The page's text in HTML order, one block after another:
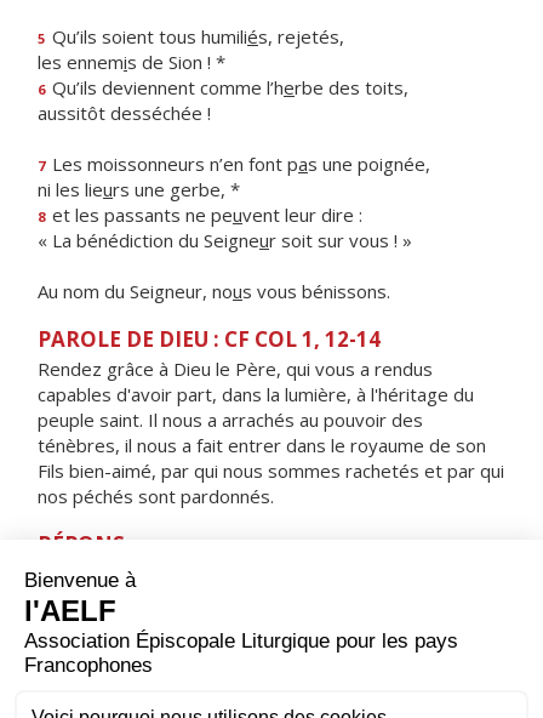
5 Qu’ils soient tous humiliés, rejetés,
les ennemis de Sion ! *
6 Qu’ils deviennent comme l’herbe des toits,
aussitôt desséchée !
7 Les moissonneurs n’en font pas une poignée,
ni les lieurs une gerbe, *
8 et les passants ne peuvent leur dire :
« La bénédiction du Seigneur soit sur vous ! »
Au nom du Seigneur, nous vous bénissons.
PAROLE DE DIEU : CF COL 1, 12-14
Rendez grâce à Dieu le Père, qui vous a rendus
capables d'avoir part, dans la lumière, à l'héritage du
peuple saint. Il nous a arrachés au pouvoir des
ténèbres, il nous a fait entrer dans le royaume de son
Fils bien-aimé, par qui nous sommes rachetés et par qui
nos péchés sont pardonnés.
RÉPONS
V/Reste avec nous, Seigneur, alléluia,
le soir approche, alléluia.
ORAISON
Dieu qui relèves la nature humaine bien au-dessus de